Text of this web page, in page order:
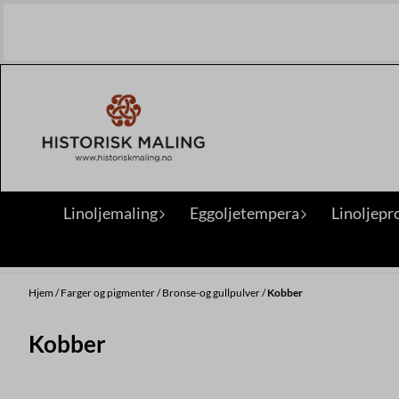
Linoljemaling Eggoljetempera
Hjem /Farger og pigmenter/Bronse-og gullpulver/Kobber
Kobber